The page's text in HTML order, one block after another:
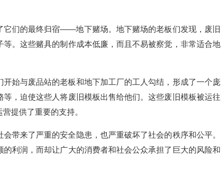
它们的最终归宿——地下赌场。地下赌场的老板们发现，废旧
。这些赌具的制作成本低廉，而且不易被察觉，非常适合地
始与废品站的老板和地下加工厂的工人勾结，形成了一个庞
，迫使这些人将废旧模板出售给他们。这些废旧模板被运往
提供了重要的支持。
带来了严重的安全隐患，也严重破坏了社会的秩序和公平。
利润，而却让广大的消费者和社会公众承担了巨大的风险和